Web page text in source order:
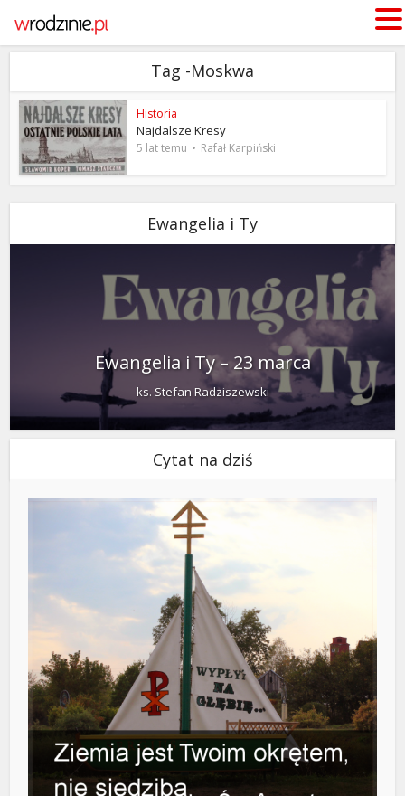
Tag -Moskwa
Historia
Najdalsze Kresy
5 lat temu Rafał Karpiński
Ewangelia i Ty
Ewangelia i Ty – 23 marca
ks. Stefan Radziszewski
Cytat na dziś